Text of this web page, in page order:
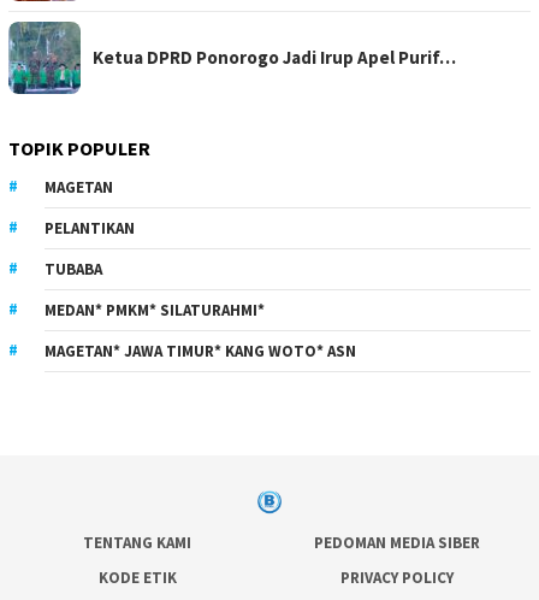
Ketua DPRD Ponorogo Jadi Irup Apel Purif…
TOPIK POPULER
MAGETAN
PELANTIKAN
TUBABA
MEDAN* PMKM* SILATURAHMI*
MAGETAN* JAWA TIMUR* KANG WOTO* ASN
TENTANG KAMI
PEDOMAN MEDIA SIBER
KODE ETIK
PRIVACY POLICY